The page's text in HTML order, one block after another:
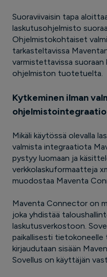
Suoraviivaisin tapa
laskutusohjelmisto
Ohjelmistokohtaiset
tarkasteltavissa
varmistettavissa
ohjelmiston tuotetuelta.
Kytkeminen ilman
Mikäli käytössä olevalla
valmista integraatiota
pystyy luomaan ja
verkkolaskuformaatteja
muodostaa Maventa
Maventa Connector on
joka yhdistää
laskutusverkostoon.
paikallisesti tietokoneelle
kirjaudutaan sisään
Sovellus on käyttäjän